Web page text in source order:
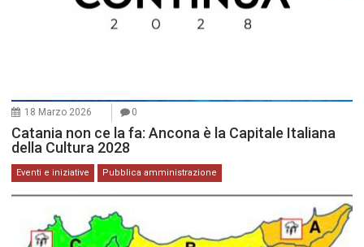
18 Marzo 2026 0
Catania non ce la fa: Ancona è la Capitale Italiana
della Cultura 2028
Eventi e iniziative Pubblica amministrazione